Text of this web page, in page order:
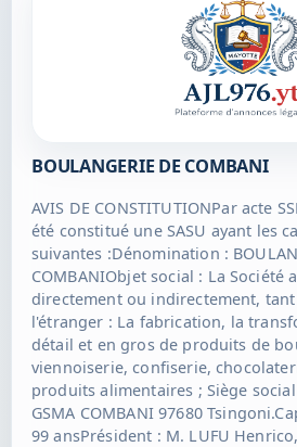
BOULANGERIE DE COMBANI
AVIS DE CONSTITUTIONPar acte
été constitué une SASU ayant les
suivantes :Dénomination :
COMBANIObjet social : La Société
directement ou indirectement, tant
l'étranger : La fabrication, la
détail et en gros de produits de
viennoiserie, confiserie,
produits alimentaires ; Siège social
GSMA COMBANI 97680
99 ansPrésident : M. LUFU